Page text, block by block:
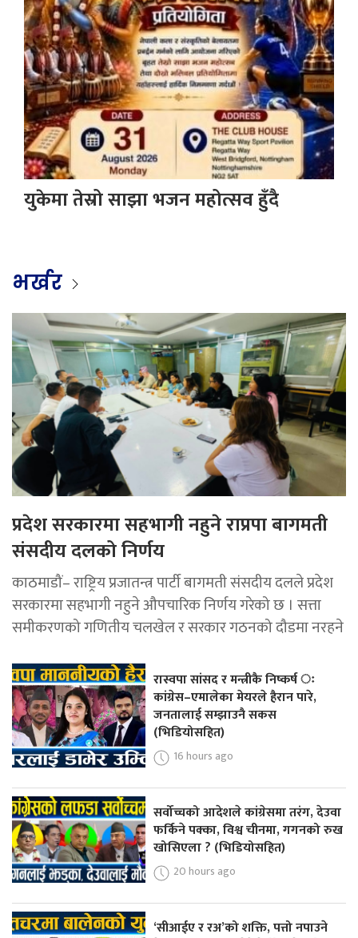
युकेमा तेस्रो साझा भजन महोत्सव हुँदै
भर्खर
प्रदेश सरकारमा सहभागी नहुने राप्रपा बागमती
संसदीय दलको निर्णय
काठमाडौं– राष्ट्रिय प्रजातन्त्र पार्टी बागमती संसदीय दलले प्रदेश
सरकारमा सहभागी नहुने औपचारिक निर्णय गरेको छ । सत्ता
समीकरणको गणितीय चलखेल र सरकार गठनको दौडमा नरहने
रास्वपा सांसद र मन्त्रीकै निष्कर्ष ः
कांग्रेस–एमालेका मेयरले हैरान पारे,
जनतालाई सम्झाउनै सकस
(भिडियोसहित)
16 hours ago
सर्वोच्चको आदेशले कांग्रेसमा तरंग, देउवा
फर्किने पक्का, विश्व चीनमा, गगनको रुख
खोसिएला ? (भिडियोसहित)
20 hours ago
‘सीआईए र रअ’को शक्ति, पत्तो नपाउने